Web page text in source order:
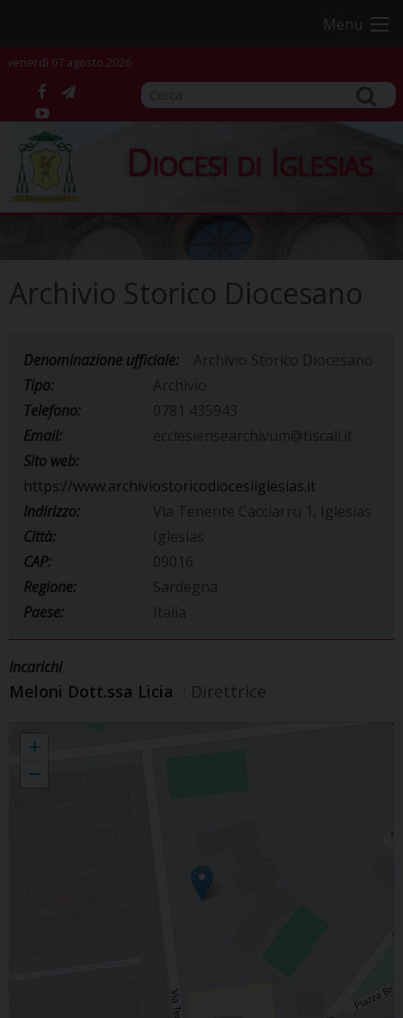
content
Menu
venerdì 07 agosto 2026
facebook
telegram
YouTube
Diocesi di Iglesias
Archivio Storico Diocesano
Denominazione ufficiale:
Archivio Storico Diocesano
Tipo:
Archivio
Telefono:
0781 435943
Email:
ecclesiensearchivum@tiscali.it
Sito web:
https://www.archiviostoricodiocesiiglesias.it
Indirizzo:
Via Tenente Cacciarru 1, Iglesias
Città:
Iglesias
CAP:
09016
Regione:
Sardegna
Paese:
Italia
Incarichi
Meloni Dott.ssa Licia : Direttrice
+
−